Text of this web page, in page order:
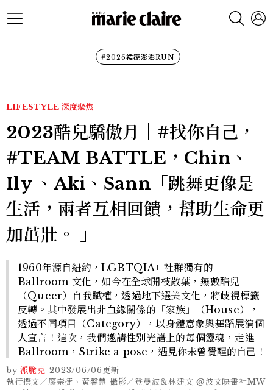
#2026裙襬澎澎RUN
LIFESTYLE 深度聚焦
2023酷兒驕傲月｜#找你自己，
#TEAM BATTLE，Chin、
Ily 、Aki、Sann「跳舞更像是
生活，兩者互相回饋，幫助生命更
加茁壯。 」
1960年源自紐約，LGBTQIA+ 社群獨有的
Ballroom 文化，如今在全球開枝散葉，無數酷兒
（Queer）自我賦權，透過地下選美文化，將歧視標籤
反轉。其中發展出非血緣關係的「家族」（House），
透過不同項目（Category），以身體意象與舞蹈展演個
人宣言！這次，我們邀請性別光譜上的每個靈魂，走進
Ballroom，Strike a pose，遇見你未曾覺醒的自己！
by 派脆克-2023/06/06更新
執行撰文／廖崇捷、黃馨慧 攝影／登曼波＆林建文 @波文映畫社MW